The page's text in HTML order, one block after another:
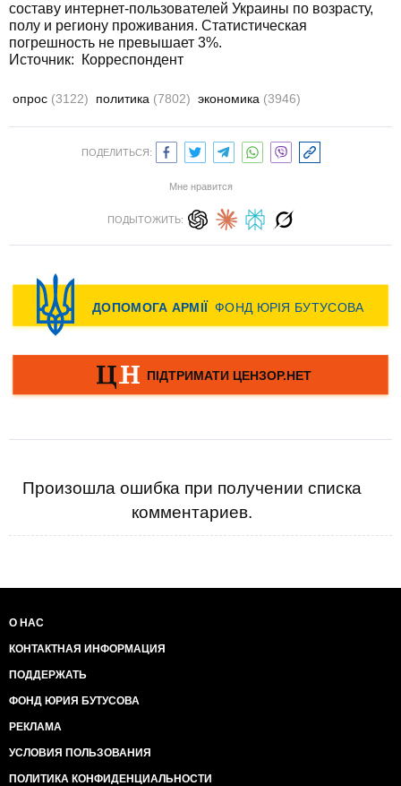
составу интернет-пользователей Украины по возрасту,
полу и региону проживания. Статистическая
погрешность не превышает 3%.
Источник:
Корреспондент
опрос (3122) политика (7802) экономика (3946)
ПОДЕЛИТЬСЯ:
Мне нравится
ПОДЫТОЖИТЬ:
Произошла ошибка при получении списка
комментариев.
О НАС
КОНТАКТНАЯ ИНФОРМАЦИЯ
ПОДДЕРЖАТЬ
ФОНД ЮРИЯ БУТУСОВА
РЕКЛАМА
УСЛОВИЯ ПОЛЬЗОВАНИЯ
ПОЛИТИКА КОНФИДЕНЦИАЛЬНОСТИ